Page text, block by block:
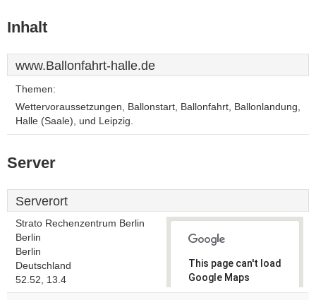
Inhalt
www.Ballonfahrt-halle.de
Themen:
Wettervoraussetzungen, Ballonstart, Ballonfahrt, Ballonlandung,
Halle (Saale), und Leipzig.
Server
Serverort
Strato Rechenzentrum Berlin
Berlin
Berlin
Deutschland
52.52, 13.4
This page can't load
Google Maps
correctly.